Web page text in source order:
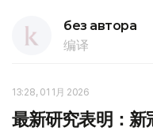
без автора
编译
13:28, 01 1月 2026
最新研究表明：新